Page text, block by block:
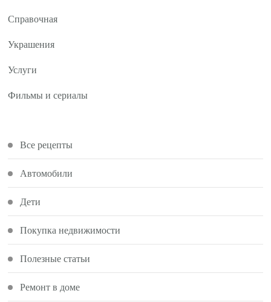
Справочная
Украшения
Услуги
Фильмы и сериалы
Все рецепты
Автомобили
Дети
Покупка недвижимости
Полезные статьи
Ремонт в доме